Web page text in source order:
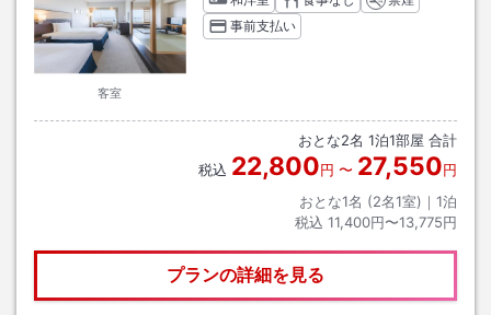
客室
事前支払い
おとな2名 1泊1部屋 合計
税込 22,800円 〜 27,550円
おとな1名 (2名1室)｜ 1泊
税込 11,400円〜13,775円
プランの詳細を見る